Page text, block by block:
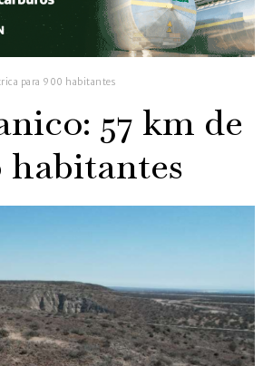
para 900 habitantes
57 km de
habitantes